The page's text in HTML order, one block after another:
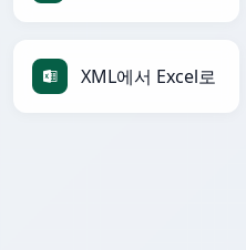
XML에서 Excel로